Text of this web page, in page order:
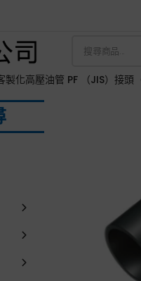
製化高壓油管 PF （JIS）接頭